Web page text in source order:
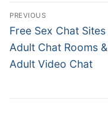
文
章
導
覽
PREVIOUS
Previous
post:
Free Sex Chat Sites
Adult Chat Rooms &
Adult Video Chat